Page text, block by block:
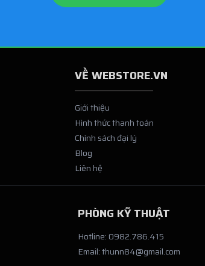
VỀ WEBSTORE.VN
Giới thiệu
Hình thức thanh toán
Chính sách đại lý
Blog
Liên hệ
PHÒNG KỸ THUẬT
Hotline: 0982.786.415
Email: thunn84@gmail.com